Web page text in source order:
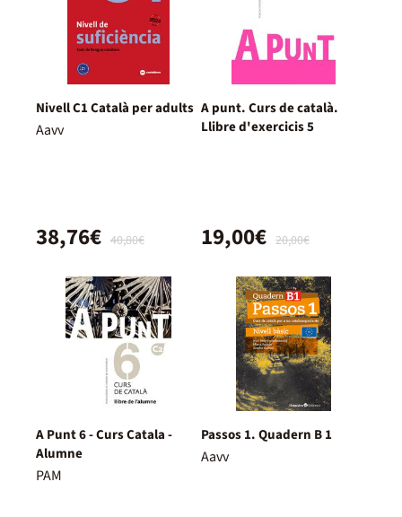
Nivell C1 Català per adults
Aavv
40,80€
38,76€
A punt. Curs de català.
Llibre d'exercicis 5
20,00€
19,00€
A Punt 6 - Curs Catala -
Alumne
PAM
Passos 1. Quadern B 1
Aavv